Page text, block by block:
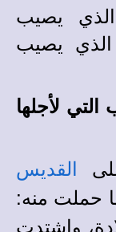
يصيب
يصيب
لأجلها
القديس
حملت منه:
واشتدت